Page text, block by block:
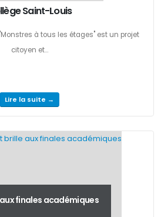
Saint-Louis
à tous les étages" est un projet
citoyen et...
Lire la suite →
finales académiques